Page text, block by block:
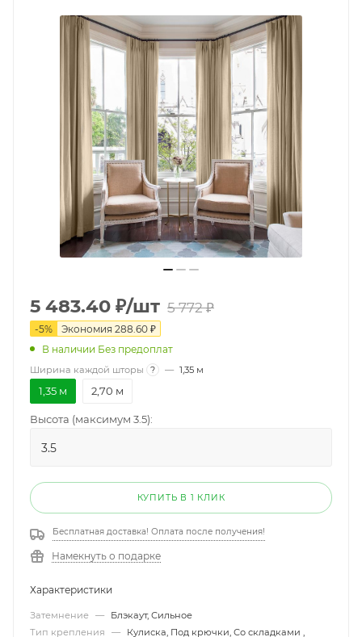
5 483.40 ₽/шт 5 772₽
-5% Экономия 288.60 ₽
В наличии Без предоплат
Ширина каждой шторы ? — 1,35 м
1,35 м 2,70 м
Высота (максимум 3.5):
КУПИТЬ В 1 КЛИК
Бесплатная доставка! Оплата после получения!
Намекнуть о подарке
Характеристики
Затемнение —
Блэкаут, Сильное
Тип крепления
—
Кулиска, Под крючки, Со складками ,